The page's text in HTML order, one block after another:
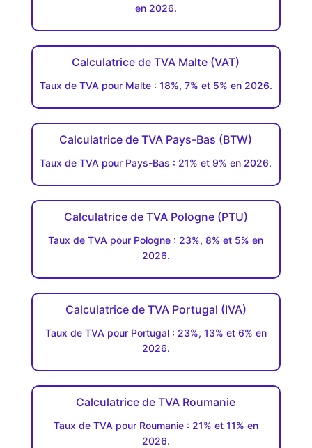
en 2026.
Calculatrice de TVA Malte (VAT)
Taux de TVA pour Malte : 18%, 7% et 5% en 2026.
Calculatrice de TVA Pays-Bas (BTW)
Taux de TVA pour Pays-Bas : 21% et 9% en 2026.
Calculatrice de TVA Pologne (PTU)
Taux de TVA pour Pologne : 23%, 8% et 5% en
2026.
Calculatrice de TVA Portugal (IVA)
Taux de TVA pour Portugal : 23%, 13% et 6% en
2026.
Calculatrice de TVA Roumanie
Taux de TVA pour Roumanie : 21% et 11% en
2026.